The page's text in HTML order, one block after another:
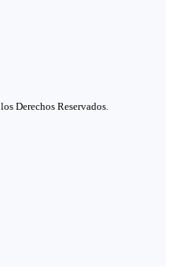
Derechos Reservados.